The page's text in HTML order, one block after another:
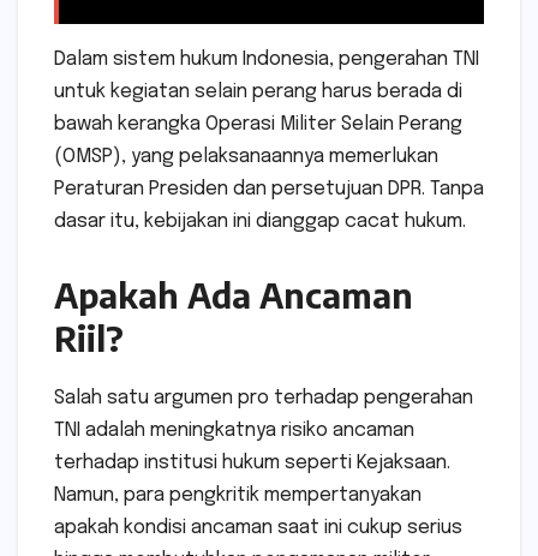
Dalam sistem hukum Indonesia, pengerahan TNI
untuk kegiatan selain perang harus berada di
bawah kerangka Operasi Militer Selain Perang
(OMSP), yang pelaksanaannya memerlukan
Peraturan Presiden dan persetujuan DPR. Tanpa
dasar itu, kebijakan ini dianggap cacat hukum.
Apakah Ada Ancaman
Riil?
Salah satu argumen pro terhadap pengerahan
TNI adalah meningkatnya risiko ancaman
terhadap institusi hukum seperti Kejaksaan.
Namun, para pengkritik mempertanyakan
apakah kondisi ancaman saat ini cukup serius